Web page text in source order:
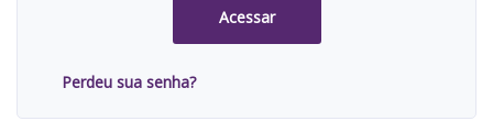
Acessar
Perdeu sua senha?